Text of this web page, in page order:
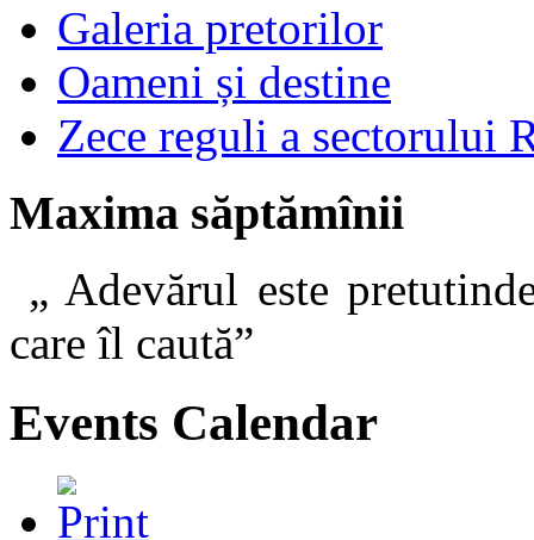
Galeria pretorilor
Oameni și destine
Zece reguli a sectorului
Maxima săptămînii
„ Adevărul este
care îl
Events Calendar